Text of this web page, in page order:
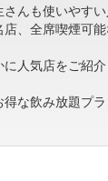
んも使いやす
、全席喫煙可
人気店をご紹介
な飲み放題プ